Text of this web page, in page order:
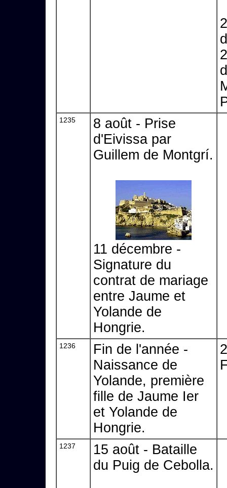
1235
8 août - Prise
d'Eivissa par
Guillem de Montgrí.
11 décembre -
Signature du
contrat de mariage
entre Jaume et
Yolande de
Hongrie.
1236
Fin de l'année -
Naissance de
Yolande, première
fille de Jaume Ier
et Yolande de
Hongrie.
1237
15 août - Bataille
du Puig de Cebolla.